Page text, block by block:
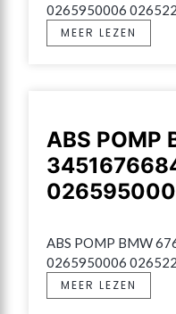
0265950006
MEER LEZEN
ABS POMP
ABS POMP BMW
0265950006
MEER LEZEN